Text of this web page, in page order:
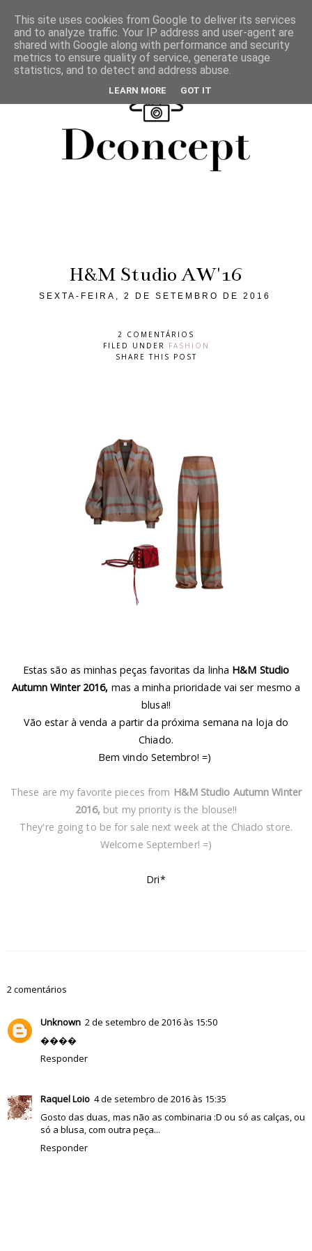
H&M Studio AW'16
SEXTA-FEIRA, 2 DE SETEMBRO DE 2016
2 COMENTÁRIOS
FILED UNDER FASHION
SHARE THIS POST
Estas são as minhas peças favoritas da linha H&M Studio
Autumn Winter 2016, mas a minha prioridade vai ser mesmo a
blusa!!
Vão estar à venda a partir da próxima semana na loja do
Chiado.
Bem vindo Setembro! =)
These are my favorite pieces from H&M Studio Autumn Winter
2016, but my priority is the blouse!!
They're going to be for sale next week at the Chiado store.
Welcome September! =)
Dri*
2 comentários
Unknown 2 de setembro de 2016 às 15:50
����
Responder
Raquel Loio 4 de setembro de 2016 às 15:35
Gosto das duas, mas não as combinaria :D ou só as calças, ou
só a blusa, com outra peça...
Responder
This site uses cookies from Google to deliver its services
and to analyze traffic. Your IP address and user-agent are
shared with Google along with performance and security
metrics to ensure quality of service, generate usage
statistics, and to detect and address abuse.
LEARN MORE GOT IT